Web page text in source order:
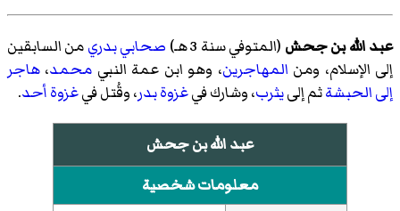
عبد الله بن جحش (المتوفي سنة 3 هـ) صحابيبدريمن السابقين
إلى الإسلام، ومن المهاجرين، وهو ابن عمة النبي محمد، هاجر
إلى الحبشةثم إلىيثرب، وشارك فيغزوة بدر، وقُتل فيغزوة أحد.
عبد الله بن جحش
معلومات شخصية